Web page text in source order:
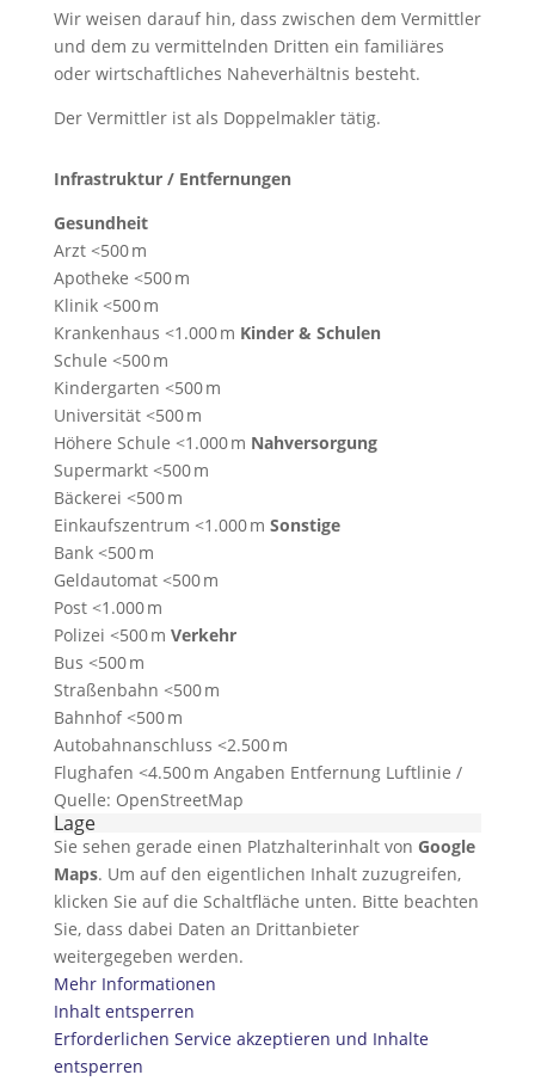
Wir weisen darauf hin, dass zwischen dem Vermittler
und dem zu vermittelnden Dritten ein familiäres
oder wirtschaftliches Naheverhältnis besteht.
Der Vermittler ist als Doppelmakler tätig.
Infrastruktur / Entfernungen
Gesundheit
Arzt <500 m
Apotheke <500 m
Klinik <500 m
Krankenhaus <1.000 m Kinder & Schulen
Schule <500 m
Kindergarten <500 m
Universität <500 m
Höhere Schule <1.000 m Nahversorgung
Supermarkt <500 m
Bäckerei <500 m
Einkaufszentrum <1.000 m Sonstige
Bank <500 m
Geldautomat <500 m
Post <1.000 m
Polizei <500 m Verkehr
Bus <500 m
Straßenbahn <500 m
Bahnhof <500 m
Autobahnanschluss <2.500 m
Flughafen <4.500 m Angaben Entfernung Luftlinie /
Quelle: OpenStreetMap
Lage
Sie sehen gerade einen Platzhalterinhalt von Google
Maps. Um auf den eigentlichen Inhalt zuzugreifen,
klicken Sie auf die Schaltfläche unten. Bitte beachten
Sie, dass dabei Daten an Drittanbieter
weitergegeben werden.
Mehr Informationen
Inhalt entsperren
Erforderlichen Service akzeptieren und Inhalte
entsperren